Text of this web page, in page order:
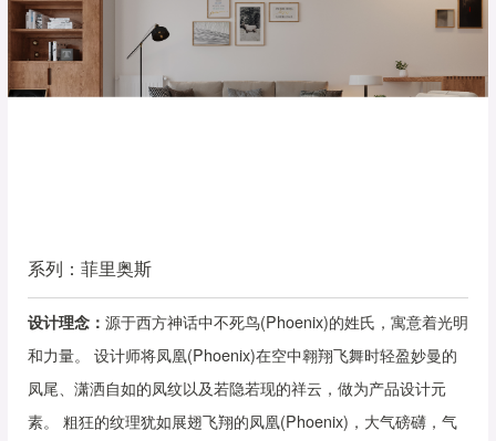
系列：菲里奥斯
设计理念： 源于西方神话中不死鸟(Phoenix)的姓氏，寓意着光明
和力量。 设计师将凤凰(Phoenix)在空中翱翔飞舞时轻盈妙曼的
凤尾、潇洒自如的凤纹以及若隐若现的祥云，做为产品设计元
素。 粗狂的纹理犹如展翅飞翔的凤凰(Phoenix)，大气磅礴，气